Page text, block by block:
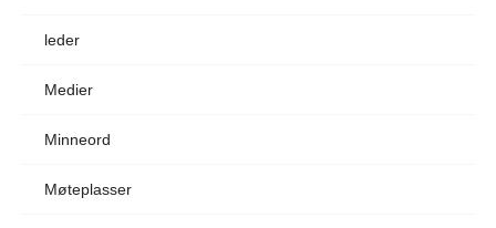
leder
Medier
Minneord
Møteplasser